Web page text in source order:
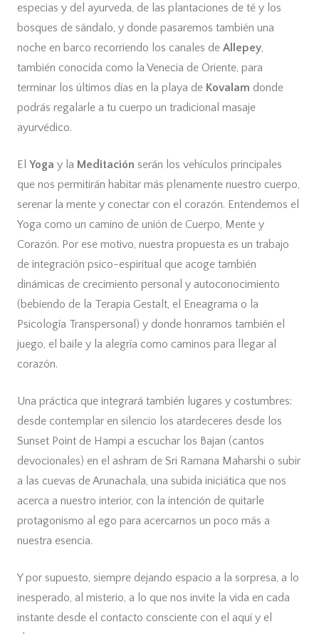
especias y del ayurveda, de las plantaciones de té y los
bosques de sándalo, y donde pasaremos también una
noche en barco recorriendo los canales de Allepey,
también conocida como la Venecia de Oriente, para
terminar los últimos días en la playa de Kovalam donde
podrás regalarle a tu cuerpo un tradicional masaje
ayurvédico.
El Yoga y la Meditación serán los vehículos principales
que nos permitirán habitar más plenamente nuestro cuerpo,
serenar la mente y conectar con el corazón. Entendemos el
Yoga como un camino de unión de Cuerpo, Mente y
Corazón. Por ese motivo, nuestra propuesta es un trabajo
de integración psico-espiritual que acoge también
dinámicas de crecimiento personal y autoconocimiento
(bebiendo de la Terapia Gestalt, el Eneagrama o la
Psicología Transpersonal) y donde honramos también el
juego, el baile y la alegría como caminos para llegar al
corazón.
Una práctica que integrará también lugares y costumbres:
desde contemplar en silencio los atardeceres desde los
Sunset Point de Hampi a escuchar los Bajan (cantos
devocionales) en el ashram de Sri Ramana Maharshi o subir
a las cuevas de Arunachala, una subida iniciática que nos
acerca a nuestro interior, con la intención de quitarle
protagonismo al ego para acercarnos un poco más a
nuestra esencia.
Y por supuesto, siempre dejando espacio a la sorpresa, a lo
inesperado, al misterio, a lo que nos invite la vida en cada
instante desde el contacto consciente con el aquí y el